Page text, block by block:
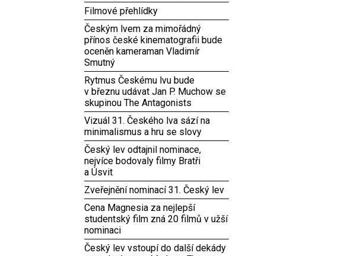
Filmové přehlídky
Českým lvem za mimořádný
přínos české kinematografii bude
oceněn kameraman Vladimír
Smutný
Rytmus Českému lvu bude
v březnu udávat Jan P. Muchow se
skupinou The Antagonists
Vizuál 31. Českého lva sází na
minimalismus a hru se slovy
Český lev odtajnil nominace,
nejvíce bodovaly filmy Bratři
a Úsvit
Zveřejnění nominací 31. Český lev
Cena Magnesia za nejlepší
studentský film zná 20 filmů v užší
nominaci
Český lev vstoupí do další dekády